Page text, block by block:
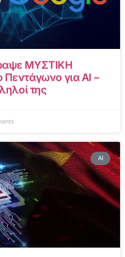
ΜΥΣΤΙΚΗ
για AI –
της
AI